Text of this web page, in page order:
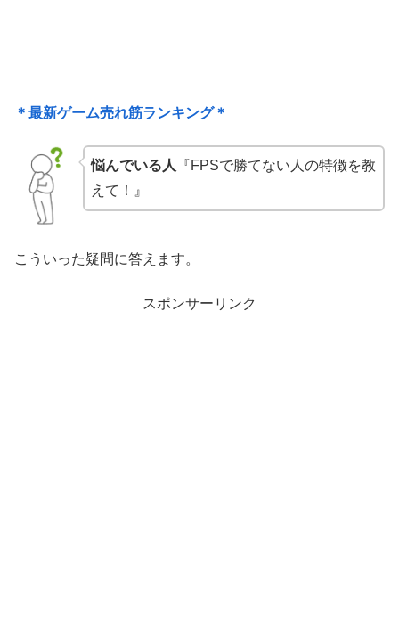
＊最新ゲーム売れ筋ランキング＊
悩んでいる人 『FPSで勝てない人の特徴を教
えて！』
こういった疑問に答えます。
スポンサーリンク